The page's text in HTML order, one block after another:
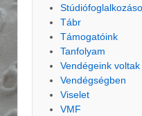
Tábr
Támogatóink
Tanfolyam
Vendégeink voltak
Vendégségben
Viselet
VMF